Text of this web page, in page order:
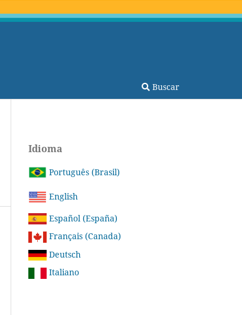
Buscar
Idioma
Português (Brasil)
English
Español (España)
Français (Canada)
Deutsch
Italiano